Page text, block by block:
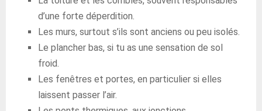
d’une forte déperdition.
Les murs, surtout s’ils sont anciens ou peu isolés.
Le plancher bas, si tu as une sensation de sol
froid.
Les fenêtres et portes, en particulier si elles
laissent passer l’air.